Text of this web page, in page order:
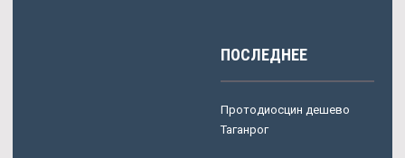
ПОСЛЕДНЕЕ
Протодиосцин дешево
Таганрог